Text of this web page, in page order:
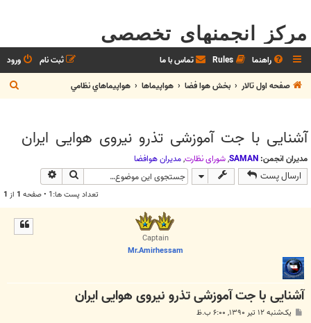
مرکز انجمنهای تخصصی
راهنما Rules تماس با ما ورود
ثبت نام
صفحه اول تالار
بخش هوا فضا هواپيماها هواپيماهاي نظامي
س
آشنایی با جت آموزشی تذرو نیروی هوایی ایران
مدیران انجمن: SAMAN
,شوراي نظارت,مديران هوافضا
ارسال پست جستجو
تعداد پست ها:1 • صفحه 1 از 1
Captain
Mr.Amirhessam
آشنایی با جت آموزشی تذرو نیروی هوایی ایران
یک‌شنبه ۱۲ تیر ۱۳۹۰, ۶:۰۰ ب.ظ